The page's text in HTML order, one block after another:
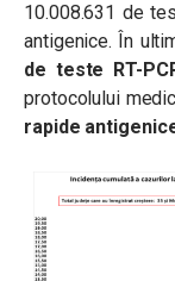
10.008.631 de
antigenice. În
de teste RT-
protocolului
rapide